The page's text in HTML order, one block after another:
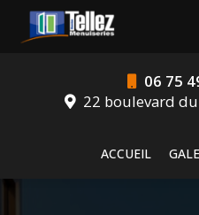
contenu
06 75
22 boulevard
ACCUEIL